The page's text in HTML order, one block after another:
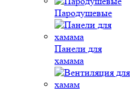
Пародушевые
Панели для
хамама